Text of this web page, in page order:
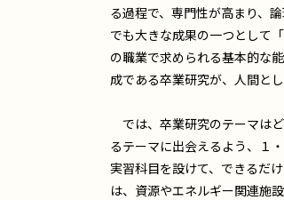
る過程で、専門性が高まり、
でも大きな成果の一つとして
の職業で求められる基本的な
成である卒業研究が、人間と
では、卒業研究のテーマは
るテーマに出会えるよう、１
実習科目を設けて、できるだ
は、資源やエネルギー関連施